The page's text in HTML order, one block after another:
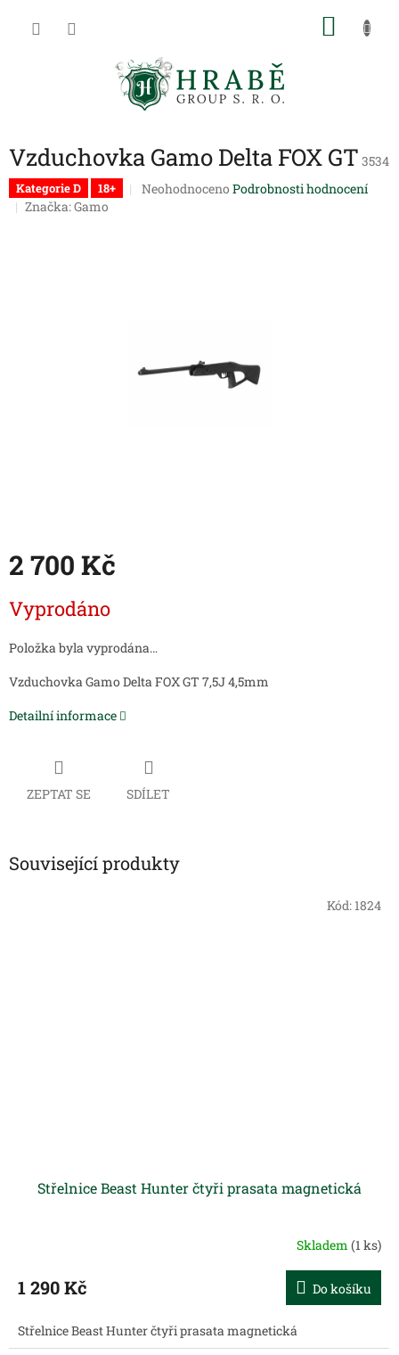
Vzduchovka Gamo Delta FOX GT 3534
Kategorie D 18+
Průměrné
Neohodnoceno Podrobnosti hodnocení
Značka:Gamo
2 700 Kč
cena:
Vyprodáno
Položka byla vyprodána…
Vzduchovka Gamo Delta FOX GT 7,5J 4,5mm
Detailní informace
ZEPTAT SE SDÍLET
Související produkty
Střelnice Beast Hunter čtyři prasata magnetická
Skladem (1 ks)
1 290 Kč Do košíku
Střelnice Beast Hunter čtyři prasata magnetická
Kód: 1824